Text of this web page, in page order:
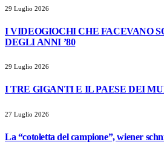
29 Luglio 2026
I VIDEOGIOCHI CHE FACEVANO
DEGLI ANNI ’80
29 Luglio 2026
I TRE GIGANTI E IL PAESE DEI
27 Luglio 2026
La “cotoletta del campione”, wiener